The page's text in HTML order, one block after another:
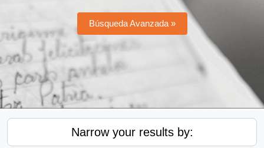
Búsqueda Avanzada »
Narrow your results by: